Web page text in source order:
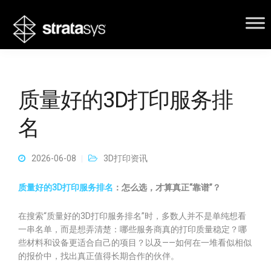
质量好的3D打印服务排
名
2026-06-08 3D打印资讯
质量好的3D打印服务排名 ：怎么选，才算真正“靠谱”？
在搜索“质量好的3D打印服务排名”时，多数人并不是单纯想看
一串名单，而是想弄清楚：哪些服务商真的打印质量稳定？哪
些材料和设备更适合自己的项目？以及——如何在一堆看似相似
的报价中，找出真正值得长期合作的伙伴。